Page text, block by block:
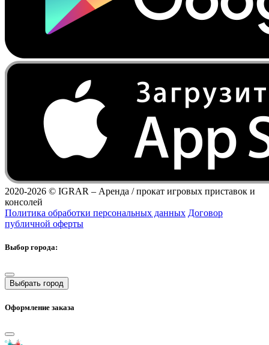
2020-2026 © IGRAR – Аренда / прокат игровых приставок и
консолей
Политика обработки персональных данных Договор
публичной оферты
Выбор города:
Выбрать город
Оформление заказа